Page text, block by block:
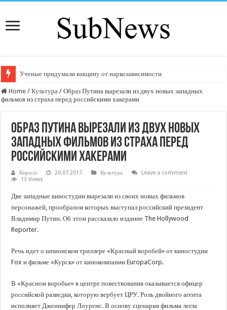
Ученые придумали вакцину от наркозависимости
Home / Культура / Образ Путина вырезали из двух новых западных
фильмов из страха перед российскими хакерами
Образ Путина вырезали из двух новых
западных фильмов из страха перед
российскими хакерами
Кирилл 20.07.2017 Культура
Leave a comment
13 Views
Две западные киностудии вырезали из своих новых фильмов
персонажей, прообразом которых выступал российский президент
Владимир Путин. Об этом рассказало издание The Hollywood
Reporter.
Речь идет о шпионском триллере «Красный воробей» от киностудии
Fox и фильме «Курск» от кинокомпании EuropaCorp.
В «Красном воробье» в центре повествования оказывается офицер
российской разведки, которую вербует ЦРУ. Роль двойного агента
исполняет Дженнифер Лоуренс. В основу сценария фильма легла